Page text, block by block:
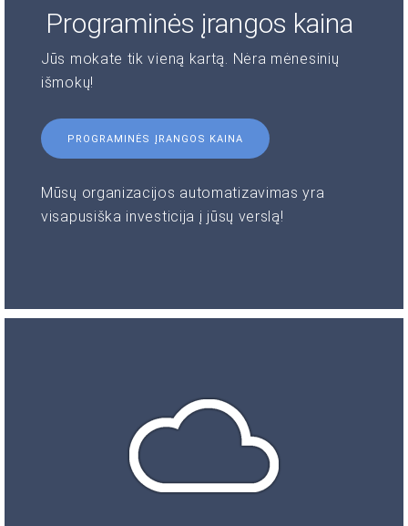
Programinės įrangos kaina
Jūs mokate tik vieną kartą. Nėra mėnesinių
išmokų!
PROGRAMINĖS ĮRANGOS KAINA
Mūsų organizacijos automatizavimas yra
visapusiška investicija į jūsų verslą!